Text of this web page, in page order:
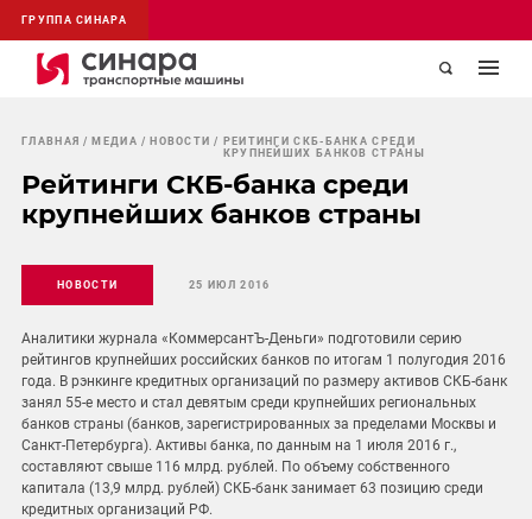
ГРУППА СИНАРА
ГЛАВНАЯ МЕДИА НОВОСТИ
РЕЙТИНГИ СКБ-БАНКА СРЕДИ
КРУПНЕЙШИХ БАНКОВ СТРАНЫ
Рейтинги СКБ-банка среди
крупнейших банков страны
НОВОСТИ 25 ИЮЛ 2016
Аналитики журнала «КоммерсантЪ-Деньги» подготовили серию
рейтингов крупнейших российских банков по итогам 1 полугодия 2016
года. В рэнкинге кредитных организаций по размеру активов СКБ-банк
занял 55-е место и стал девятым среди крупнейших региональных
банков страны (банков, зарегистрированных за пределами Москвы и
Санкт-Петербурга). Активы банка, по данным на 1 июля 2016 г.,
составляют свыше 116 млрд. рублей. По объему собственного
капитала (13,9 млрд. рублей) СКБ-банк занимает 63 позицию среди
кредитных организаций РФ.